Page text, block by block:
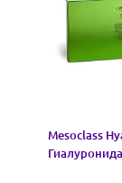
Mesoclass